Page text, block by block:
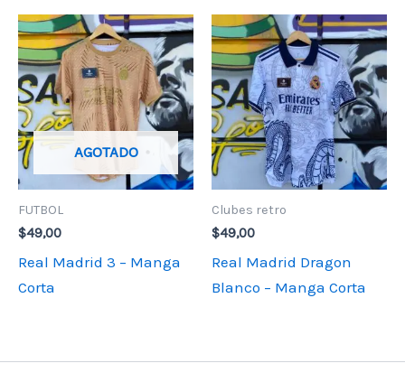
AGOTADO
FUTBOL
$49,00
Real Madrid 3 – Manga
Corta
Clubes retro
$49,00
Real Madrid Dragon
Blanco – Manga Corta